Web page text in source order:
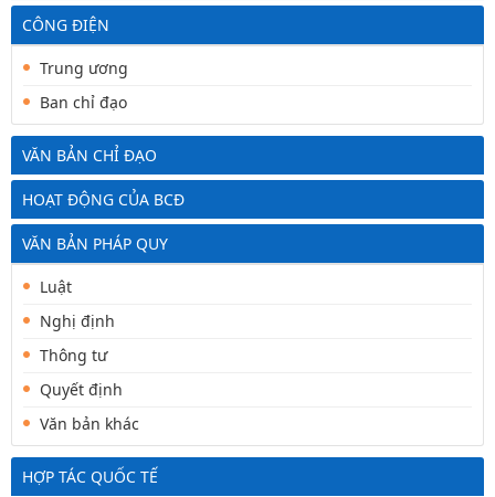
CÔNG ĐIỆN
Trung ương
Ban chỉ đạo
VĂN BẢN CHỈ ĐẠO
HOẠT ĐỘNG CỦA BCĐ
VĂN BẢN PHÁP QUY
Luật
Nghị định
Thông tư
Quyết định
Văn bản khác
HỢP TÁC QUỐC TẾ